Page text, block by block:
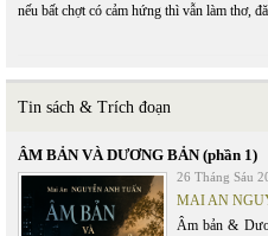
nếu bất chợt có cảm hứng thì vẫn làm thơ,
Tin sách & Trích đoạn
ÂM BẢN VÀ DƯƠNG BẢN (phần 1)
26 Tháng Sáu
MAI AN
Âm bản &